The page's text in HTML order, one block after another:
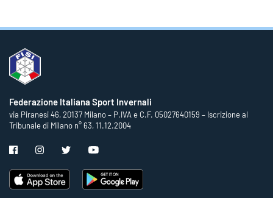
Federazione Italiana Sport Invernali
via Piranesi 46, 20137 Milano – P.IVA e C.F. 05027640159 – Iscrizione al
Tribunale di Milano n° 63, 11.12.2004